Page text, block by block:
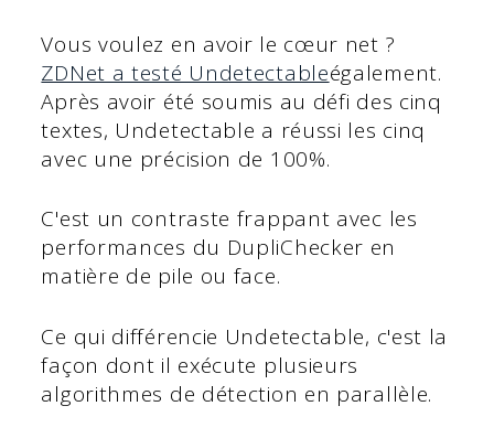
Vous voulez en avoir le cœur net ?
ZDNet a testé Undetectableégalement.
Après avoir été soumis au défi des cinq
textes, Undetectable a réussi les cinq
avec une précision de 100%.
C'est un contraste frappant avec les
performances du DupliChecker en
matière de pile ou face.
Ce qui différencie Undetectable, c'est la
façon dont il exécute plusieurs
algorithmes de détection en parallèle.